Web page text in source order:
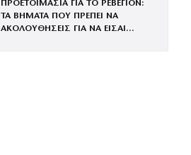
ΠΡΟΕΤΟΙΜΑΣΙΑ ΓΙΑ ΤΟ ΡΕΒΕΓΙΟΝ:
ΤΑ ΒΗΜΑΤΑ ΠΟΥ ΠΡΕΠΕΙ ΝΑ
ΑΚΟΛΟΥΘΗΣΕΙΣ ΓΙΑ ΝΑ ΕΙΣΑΙ